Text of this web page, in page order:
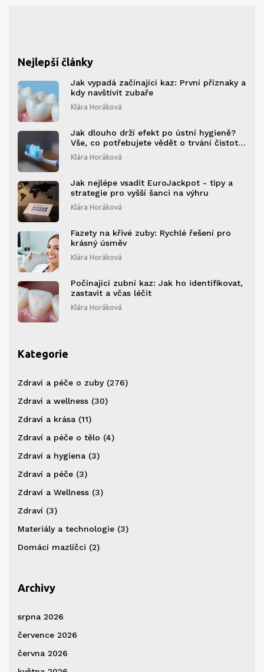
Nejlepší články
Jak vypadá začínající kaz: První příznaky a
kdy navštívit zubaře
Klára Horáková
Jak dlouho drží efekt po ústní hygieně?
Vše, co potřebujete vědět o trvání čistoty
zubů
Klára Horáková
Jak nejlépe vsadit EuroJackpot - tipy a
strategie pro vyšší šanci na výhru
Klára Horáková
Fazety na křivé zuby: Rychlé řešení pro
krásný úsměv
Klára Horáková
Počínající zubní kaz: Jak ho identifikovat,
zastavit a včas léčit
Klára Horáková
Kategorie
Zdraví a péče o zuby (276)
Zdraví a wellness (30)
Zdraví a krása (11)
Zdraví a péče o tělo (4)
Zdraví a hygiena (3)
Zdraví a péče (3)
Zdraví a Wellness (3)
Zdraví (3)
Materiály a technologie (3)
Domácí mazlíčci (2)
Archivy
srpna 2026
července 2026
června 2026